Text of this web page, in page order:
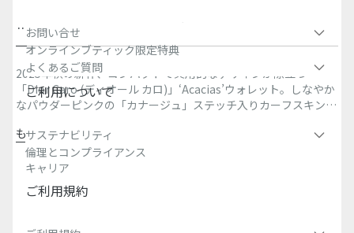
詳
細
サイズ＆フ
ィット
ック在庫状況
配送、返品、ギフト包
装、お支払方法
2025年秋の新作、コンパクトで実用的なデザインが際立つ
「Dior Caro (ディオール カロ)」‘Acacias’ウォレット。しなやか
なパウダーピンクの「カナージュ」ステッチ入りカーフスキンを
シグネチャーをあしらいました。さまざまな必需品の収納に便利
な、機能性に優れたウォレットは、「ディオール カロ」ライン
の他のアイテムとコーディネートしてお使いいただけます。
主な素材：カーフスキン
カーフスキンとテクニカル ファブリックの裏地
フロントにCDシグネチャー
マチ付きジップコンパートメント x2
もっと見る
お問い合せ
オンラインブティック限定特典
よくあるご質問
ご利用について
サステナビリティ
倫理とコンプライアンス
キャリア
ご利用規約